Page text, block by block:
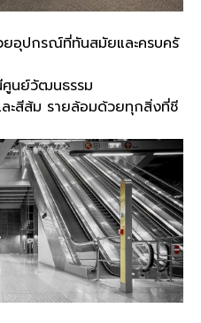
ยอุปกรณ์ที่ทันสมัยและครบครั
นย์วัฒนธรรม
ะสีส้ม รายล้อมด้วยทุกสิ่งที่ชี